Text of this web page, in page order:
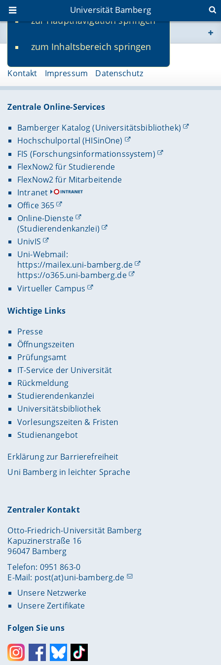
zur Hauptnavigation springen
zum Inhaltsbereich springen
Universität Bamberg
www.uni-bamberg.de
univis.uni-bamberg.de
fis.uni-bamberg.de
Kontakt Impressum Datenschutz
Zentrale Online-Services
Bamberger Katalog (Universitätsbibliothek)
Hochschulportal (HISinOne)
FIS (Forschungsinformationssystem)
FlexNow2 für Studierende
FlexNow2 für Mitarbeitende
Intranet
Office 365
Online-Dienste
(Studierendenkanzlei)
UnivIS
Uni-Webmail:
https://mailex.uni-bamberg.de
https://o365.uni-bamberg.de
Virtueller Campus
Wichtige Links
Presse
Öffnungszeiten
Prüfungsamt
IT-Service der Universität
Rückmeldung
Studierendenkanzlei
Universitätsbibliothek
Vorlesungszeiten & Fristen
Studienangebot
Erklärung zur Barrierefreiheit
Uni Bamberg in leichter Sprache
Zentraler Kontakt
Otto-Friedrich-Universität Bamberg
Kapuzinerstraße 16
96047 Bamberg
Telefon: 0951 863-0
E-Mail: post(at)uni-bamberg.de
Unsere Netzwerke
Unsere Zertifikate
Folgen Sie uns